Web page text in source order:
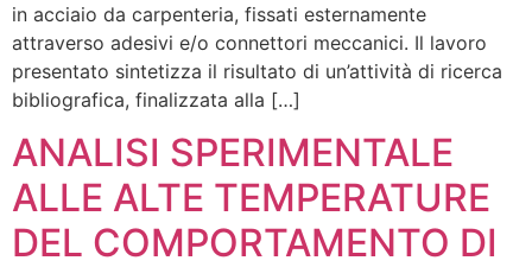
in acciaio da carpenteria, fissati esternamente
attraverso adesivi e/o connettori meccanici. Il lavoro
presentato sintetizza il risultato di un’attività di ricerca
bibliografica, finalizzata alla […]
ANALISI SPERIMENTALE
ALLE ALTE TEMPERATURE
DEL COMPORTAMENTO DI